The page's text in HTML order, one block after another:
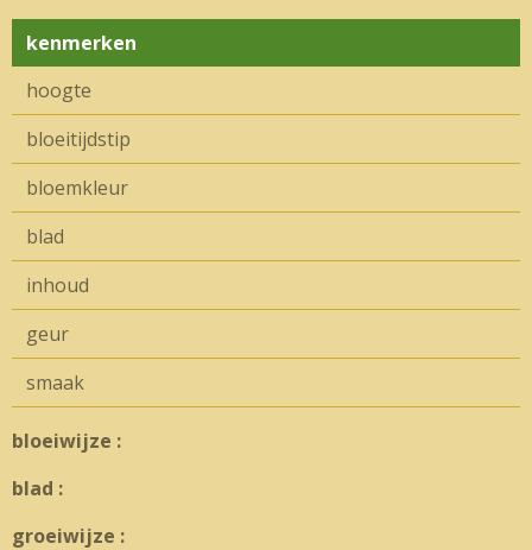
kenmerken
hoogte
bloeitijdstip
bloemkleur
blad
inhoud
geur
smaak
bloeiwijze :
blad :
groeiwijze :